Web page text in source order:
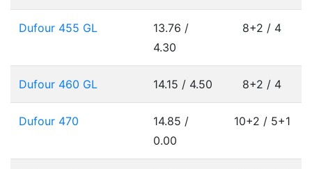
Dufour 455 GL
13.76 /
4.30
8+2 / 4
Dufour 460 GL 14.15 / 4.50 8+2 / 4
Dufour 470
14.85 /
0.00
10+2 / 5+1